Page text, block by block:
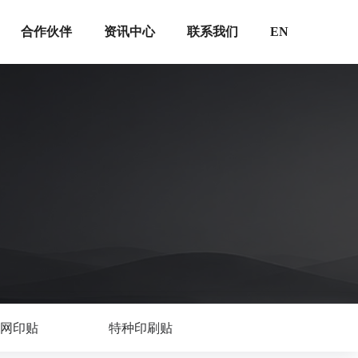
合作伙伴 资讯中心 联系我们 EN
印贴 特种印刷贴